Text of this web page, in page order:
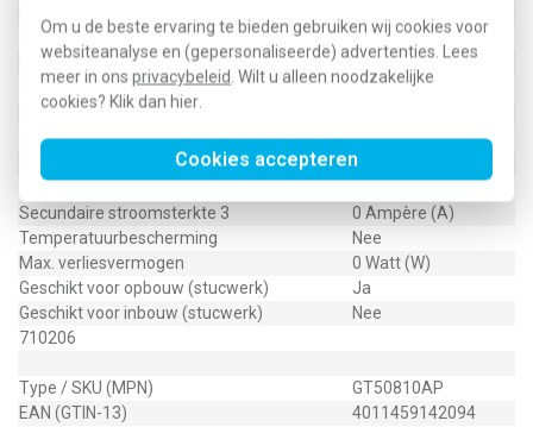
Om u de beste ervaring te bieden gebruiken wij cookies voor
websiteanalyse en (gepersonaliseerde) advertenties. Lees
meer in ons privacybeleid . Wilt u alleen noodzakelijke
cookies? Klik dan hier
Cookies accepteren
Kortsluitbeveiliging
Ja
Primaire spanning
230 Volt (V)
Secundaire spanning 1
8 Volt (V)
Secundaire spanning 2
Secundaire spanning 3
0 Volt (V)
Secundaire stroomsterkte 1
1 Ampère (A)
Secundaire stroomsterkte 3
0 Ampère (A)
Temperatuurbescherming
Nee
Max. verliesvermogen
0 Watt (W)
Geschikt voor opbouw (stucwerk)
Ja
Geschikt voor inbouw (stucwerk)
Nee
710206
Type / SKU (MPN)
GT50810AP
EAN (GTIN-13)
4011459142094